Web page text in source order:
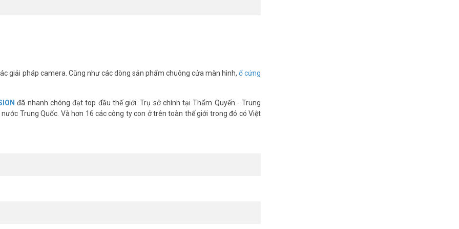
AcuSense HIKVISION DS-7608NXI-K2
1000 Mbps, 02 x USB.
hình khuôn mặt; 4 kênh báo động so sánh hình ảnh khuôn mặt.
vui lòng liên hệ HOTLINE
giải pháp camera. Cũng như các dòng sản phẩm chuông cửa màn hình, ổ cứng
đã nhanh chóng đạt top đầu thế giới. Trụ sở chính tại Thẩm Quyến - Trung
Trung Quốc. Và hơn 16 các công ty con ở trên toàn thế giới trong đó có Việt